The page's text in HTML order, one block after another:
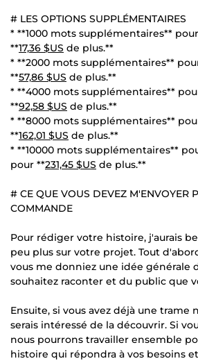
# LES OPTIONS SUPPLÉMENTAIRES
* **1000 mots supplémentaires**
**17,36 $US de plus.**
* **2000 mots supplémentaires**
**57,86 $US de plus.**
* **4000 mots supplémentaires**
**92,58 $US de plus.**
* **8000 mots supplémentaires**
**162,01 $US de plus.**
* **10000 mots supplémentaires**
pour **231,45 $US de plus.**
# CE QUE VOUS DEVEZ M'ENVOYER
COMMANDE
Pour rédiger votre histoire, j'aurais
peu plus sur votre projet. Tout
vous me donniez une idée générale
souhaitez raconter et du public que
Ensuite, si vous avez déjà une trame
serais intéressé de la découvrir. Si
nous pourrons travailler ensemble
histoire qui répondra à vos besoins